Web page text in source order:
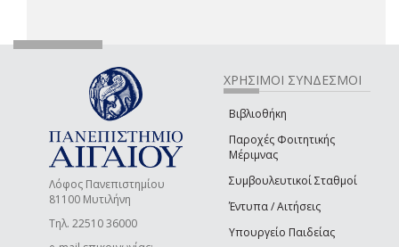
Λόφος Πανεπιστημίου
81100 Μυτιλήνη
Τηλ. 22510 36000
ΧΡΗΣΙΜΟΙ ΣΥΝΔΕΣΜΟΙ
Βιβλιοθήκη
Παροχές Φοιτητικής
Μέριμνας
Συμβουλευτικοί Σταθμοί
Έντυπα / Αιτήσεις
Υπουργείο Παιδείας